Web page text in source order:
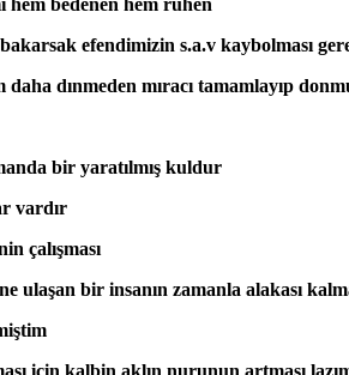
efendimizin s.a.v kaybolması
daha dınmeden mıracı tamamlayıp
bir yaratılmış kuldur
vardır
çalışması
ulaşan bir insanın zamanla alakası
için kalbin aklın nurunun artması